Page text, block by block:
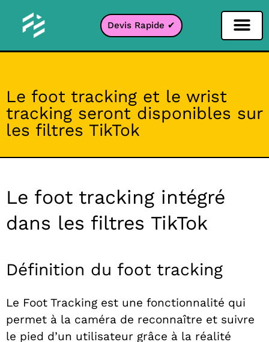
Devis Rapide ✔
Le foot tracking et le wrist
tracking seront disponibles sur
les filtres TikTok
Le foot tracking intégré
dans les filtres TikTok
Définition du foot tracking
Le Foot Tracking est une fonctionnalité qui
permet à la caméra de reconnaître et suivre
le pied d’un utilisateur grâce à la réalité